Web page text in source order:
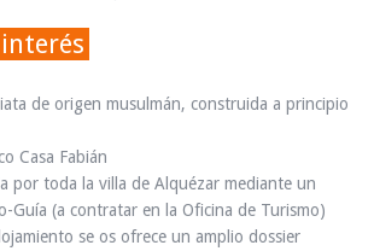
de origen musulmán, construida a principio
Casa Fabián
por toda la villa de Alquézar mediante un
Guía (a contratar en la Oficina de Turismo)
se os ofrece un amplio dossier